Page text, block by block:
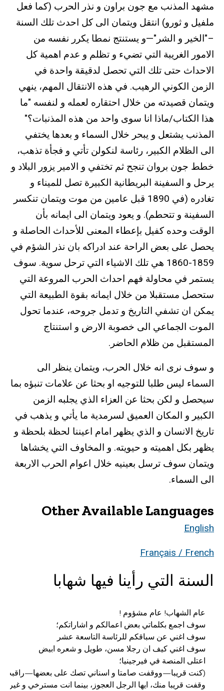
مشهد المذنب مع جون براون و نذر الحرب (كما فعل
ملفيل و ثورو) انتقل ويتمان الى كل احدث تلك السنة
–"الخير و الشر"—و يستنتج نمطا يكرر نفسه من
الامور الغريبة التي تضيء و تظلم و عدم اهمية كل
الاحداث حتى تلك التي تحصل لدقيقة واحدة في
الزمن الكوني الرهيب. في هذه الانتقال المهم، ينهي
ويتمان قصيدته من خلال احتقاره لعمله و لنفسه "ما
هذا الكتاب/ماذا انا سوى واحد من هذه المذنبات؟"
المذنب يشتعل و يبحر خلال السماء و بعدها يختفي
الى الظلام الكبير، رئاسة لنكولن تأتي و فجأة تذهب،
خطط جون بروان تنجح ثم تختفي و الامير يزور البلاد و
يرحل و السفينة البريطانية الكبيرة تصل للميناء و
تغادره (في 1890 قبل عامين من موت ويتمان تنكسر
السفينة و تتحطم). و يعود ويتمان الى ايمانه بأن
الوقت وحده كفيل بإعطاء المعنى للأحداث الحاصلة و
يحصل على بعض الراحة عند ادراكه بان نذر الشؤم في
1859-1860 هي تلك الاشياء التي ترحل سوية. سوف
يستمر في محاولة فهم احداث الحرب المروعة التي
ستحصل مستقبلا من خلال ايمانه بقوة الطبيعة التي
يمكن ان تشفي التاريخ و تدمل جروحه، عندما تحول
الموت الجماعي الى خصوبة الارض و استنتاج
المستقبل من ظلام الحاضر.
و سوف نرى انه خلال الحرب، ويتمان ينظر الى
السماء ليس طلبا للتوجيه او بحثا عن علامات تنبؤه بما
سيحصل و لكن بحثا عن العزاء الذي يجلبه الزمن
الكبير و المكان العميق لسرمدية ما يأتي و يذهب في
تاريخ الانسان و الذي يظهر امام اعيننا لحظة بلحظة و
يظهر بكل اهميته و حيويته. و المخاوف التي يخشاها
ويتمان سوف ترسل بعينيه خلال اعوام الحرب الاربعة
الى السماء.
Other Available Languages
English
Français / French
السنة التي رأينا فيها شهابا